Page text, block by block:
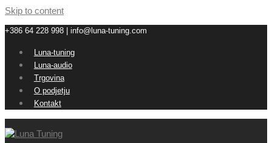
Skip to content
+386 64 228 998 | info@luna-tuning.com
Luna-tuning
Luna-audio
Trgovina
O podjetju
Kontakt